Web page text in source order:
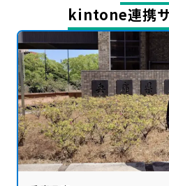
kintone連携